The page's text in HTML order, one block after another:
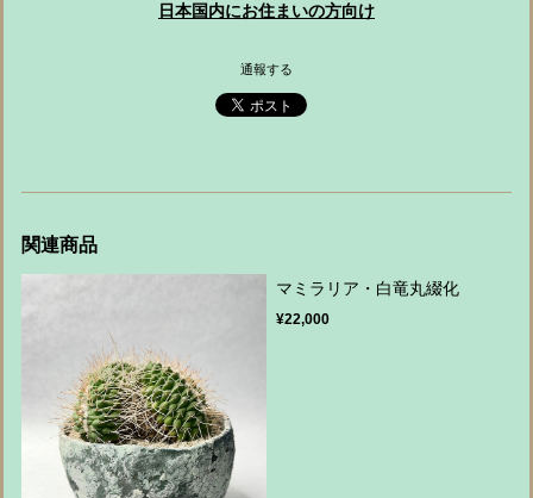
日本国内にお住まいの方向け
通報する
関連商品
マミラリア・白竜丸綴化
¥22,000